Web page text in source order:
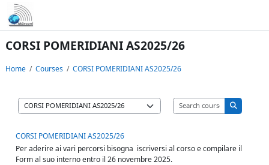
Skip to main content
CORSI POMERIDIANI AS2025/26
Home Courses CORSI POMERIDIANI AS2025/26
Course categories
Search
Search
CORSI POMERIDIANI AS2025/26
Per aderire ai vari percorsi bisogna iscriversi al corso e compilare il
Form al suo interno entro il 26 novembre 2025.